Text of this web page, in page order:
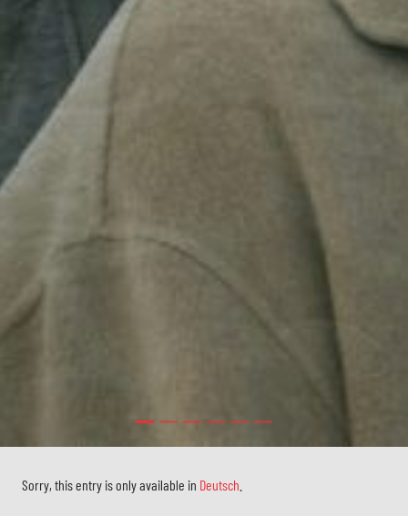
Sorry, this entry is only available in Deutsch